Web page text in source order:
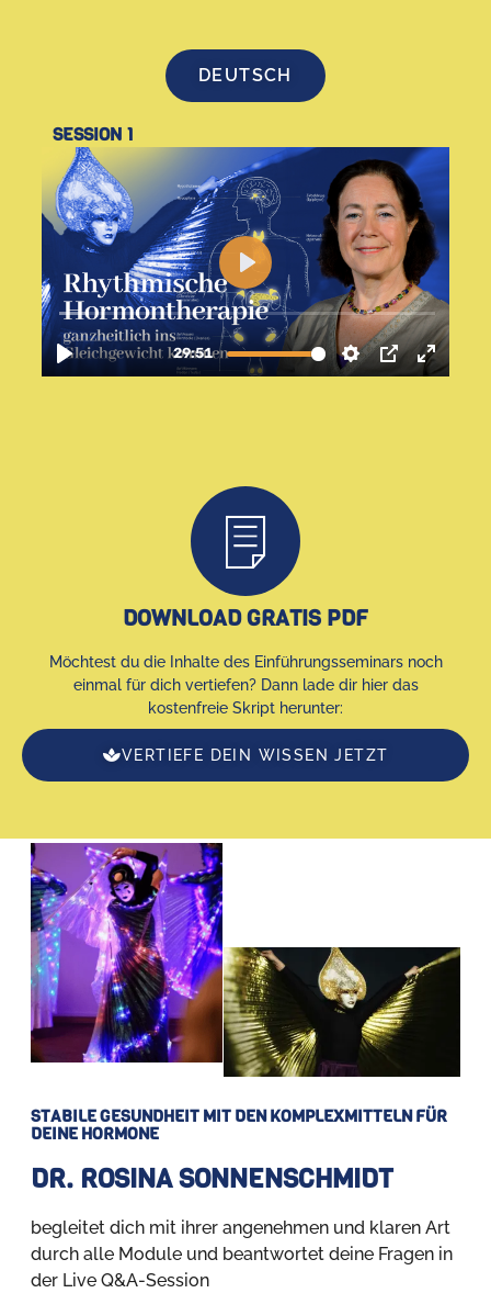
DEUTSCH
SESSION 1
DOWNLOAD GRATIS PDF
Möchtest du die Inhalte des Einführungsseminars noch
einmal für dich vertiefen? Dann lade dir hier das
kostenfreie Skript herunter:
VERTIEFE DEIN WISSEN JETZT
STABILE GESUNDHEIT MIT DEN KOMPLEXMITTELN FÜR
DEINE HORMONE
DR. ROSINA SONNENSCHMIDT
begleitet dich mit ihrer angenehmen und klaren Art
durch alle Module und beantwortet deine Fragen in
der Live Q&A-Session